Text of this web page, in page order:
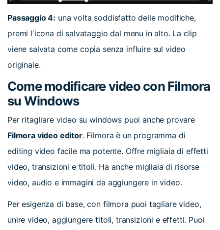
Passaggio 4: una volta soddisfatto delle modifiche,
premi l'icona di salvataggio dal menu in alto. La clip
viene salvata come copia senza influire sul video
originale.
Come modificare video con Filmora
su Windows
Per ritagliare video su windows puoi anche provare
Filmora video editor. Filmora è un programma di
editing video facile ma potente. Offre migliaia di effetti
video, transizioni e titoli. Ha anche migliaia di risorse
video, audio e immagini da aggiungere in video.
Per esigenza di base, con filmora puoi tagliare video,
unire video, aggiungere titoli, transizioni e effetti. Puoi